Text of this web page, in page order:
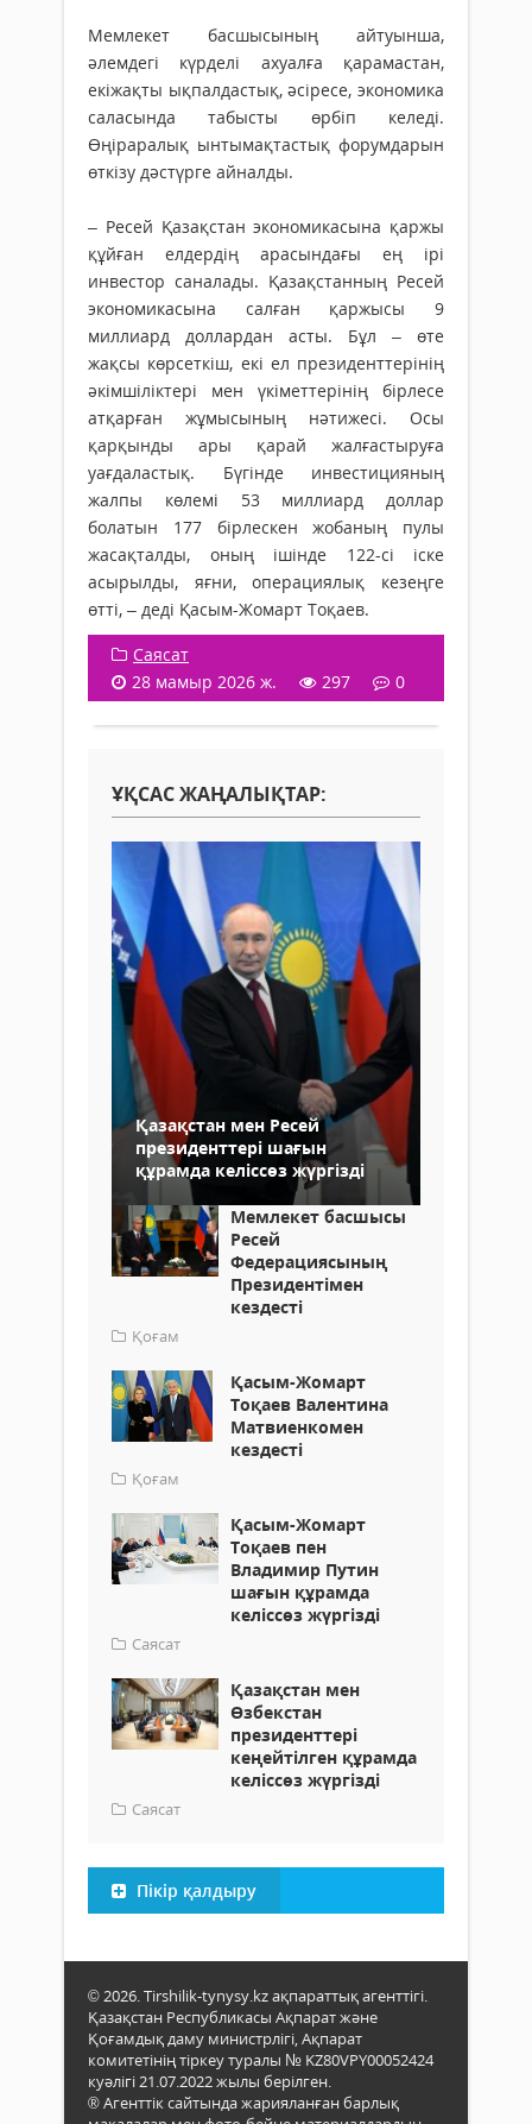
Мемлекет басшысының айтуынша,
әлемдегі күрделі ахуалға қарамастан,
екіжақты ықпалдастық, әсіресе, экономика
саласында табысты өрбіп келеді.
Өңіраралық ынтымақтастық форумдарын
өткізу дәстүрге айналды.
– Ресей Қазақстан экономикасына қаржы
құйған елдердің арасындағы ең ірі
инвестор саналады. Қазақстанның Ресей
экономикасына салған қаржысы 9
миллиард доллардан асты. Бұл – өте
жақсы көрсеткіш, екі ел президенттерінің
әкімшіліктері мен үкіметтерінің бірлесе
атқарған жұмысының нәтижесі. Осы
қарқынды ары қарай жалғастыруға
уағдаластық. Бүгінде инвестицияның
жалпы көлемі 53 миллиард доллар
болатын 177 бірлескен жобаның пулы
жасақталды, оның ішінде 122-сі іске
асырылды, яғни, операциялық кезеңге
өтті, – деді Қасым-Жомарт Тоқаев.
Саясат
28 мамыр 2026 ж.
297 0
ҰҚСАС ЖАҢАЛЫҚТАР:
Қазақстан мен Ресей
президенттері шағын
құрамда келіссөз жүргізді
Мемлекет басшысы
Ресей
Федерациясының
Президентімен
кездесті
Қоғам
Қасым-Жомарт
Тоқаев Валентина
Матвиенкомен
кездесті
Қоғам
Қасым-Жомарт
Тоқаев пен
Владимир Путин
шағын құрамда
келіссөз жүргізді
Саясат
Қазақстан мен
Өзбекстан
президенттері
кеңейтілген құрамда
келіссөз жүргізді
Саясат
Пікір қалдыру
© 2026. Tirshilik-tynysy.kz ақпараттық агенттігі.
Қазақстан Республикасы Ақпарат және
Қоғамдық даму министрлігі, Ақпарат
комитетінің тіркеу туралы № KZ80VPY00052424
куәлігі 21.07.2022 жылы берілген.
® Агенттік сайтында жарияланған барлық